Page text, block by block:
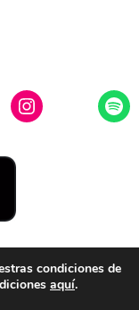
Instagram
Cookies
condiciones de
aquí.